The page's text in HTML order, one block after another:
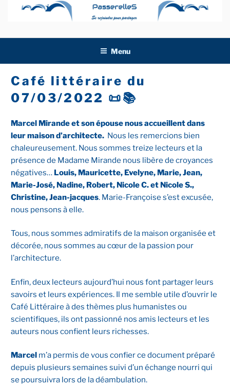
Menu
Café littéraire du
07/03/2022 📜📚
Marcel Mirande et son épouse nous accueillent dans
leur maison d’architecte. Nous les remercions bien
chaleureusement. Nous sommes treize lecteurs et la
présence de Madame Mirande nous libère de croyances
négatives… Louis, Mauricette, Evelyne, Marie, Jean,
Marie-José, Nadine, Robert, Nicole C. et Nicole S.,
Christine, Jean-jacques. Marie-Françoise s’est excusée,
nous pensons à elle.
Tous, nous sommes admiratifs de la maison organisée et
décorée, nous sommes au cœur de la passion pour
l’architecture.
Enfin, deux lecteurs aujourd’hui nous font partager leurs
savoirs et leurs expériences. Il me semble utile d’ouvrir le
Café Littéraire à des thèmes plus humanistes ou
scientifiques, ils ont passionné nos amis lecteurs et les
auteurs nous confient leurs richesses.
Marcel m’a permis de vous confier ce document préparé
depuis plusieurs semaines suivi d’un échange nourri qui
se poursuivra lors de la déambulation.